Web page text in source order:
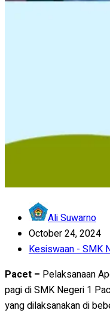
Ali Suwarno
October 24, 2024
Kesiswaan - SMK
Pacet – Pelaksanaan
pagi di SMK Negeri 1
yang dilaksanakan di